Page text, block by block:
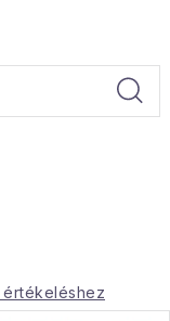
értékeléshez